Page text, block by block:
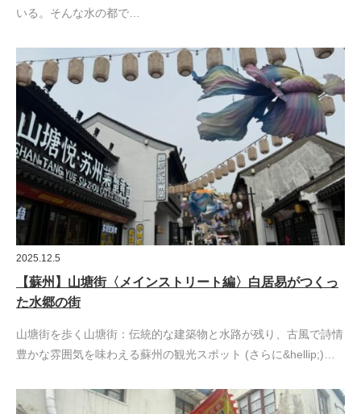
いる。そんな水の都で…
2025.12.5
【蘇州】山塘街〈メインストリート編〉白居易がつくっ
た水郷の街
山塘街を歩く山塘街：伝統的な建築物と水路が残り、古風で詩情
豊かな雰囲気を味わえる蘇州の観光スポット (さらに&hellip;)…